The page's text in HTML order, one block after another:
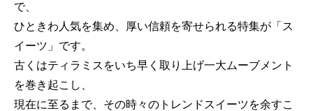
で、
ひときわ人気を集め、厚い信頼を寄せられる特集が「ス
イーツ」です。
古くはティラミスをいち早く取り上げ一大ムーブメント
を巻き起こし、
現在に至るまで、その時々のトレンドスイーツを余すこ